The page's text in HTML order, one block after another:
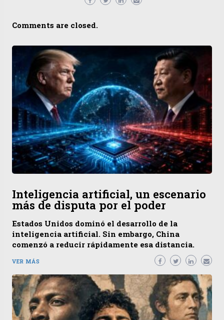
Comments are closed.
Inteligencia artificial, un escenario
más de disputa por el poder
Estados Unidos dominó el desarrollo de la
inteligencia artificial. Sin embargo, China
comenzó a reducir rápidamente esa distancia.
VER MÁS